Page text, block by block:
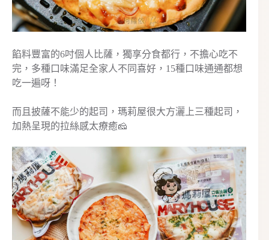
餡料豐富的6吋個人比薩，獨享分食都行，不擔心吃不
完，多種口味滿足全家人不同喜好，15種口味通通都想
吃一遍呀！
而且披薩不能少的起司，瑪莉屋很大方灑上三種起司，
加熱呈現的拉絲感太療癒🧀